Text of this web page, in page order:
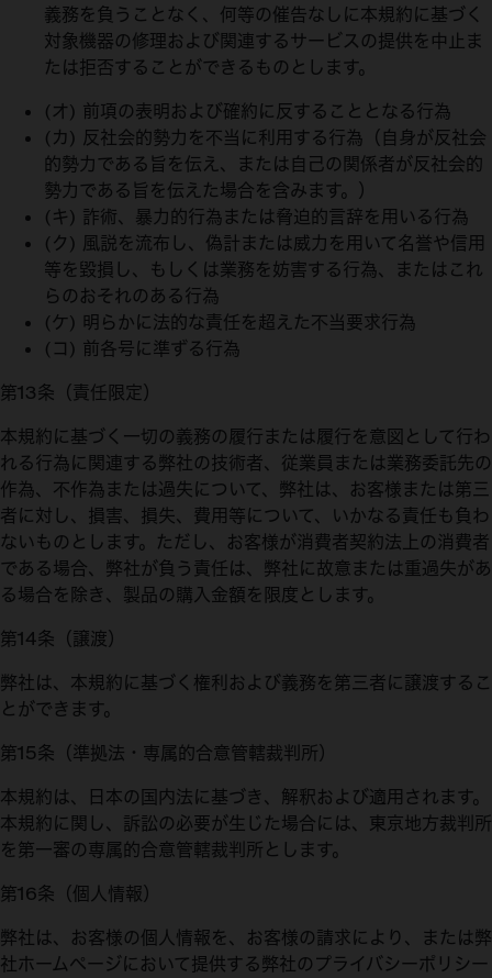
義務を負うことなく、何等の催告なしに本規約に基づく
対象機器の修理および関連するサービスの提供を中止ま
たは拒否することができるものとします。
(オ) 前項の表明および確約に反することとなる行為
(カ) 反社会的勢力を不当に利用する行為（自身が反社会
的勢力である旨を伝え、または自己の関係者が反社会的
勢力である旨を伝えた場合を含みます。）
(キ) 詐術、暴力的行為または脅迫的言辞を用いる行為
(ク) 風説を流布し、偽計または威力を用いて名誉や信用
等を毀損し、もしくは業務を妨害する行為、またはこれ
らのおそれのある行為
(ケ) 明らかに法的な責任を超えた不当要求行為
(コ) 前各号に準ずる行為
第13条（責任限定）
本規約に基づく一切の義務の履行または履行を意図として行わ
れる行為に関連する弊社の技術者、従業員または業務委託先の
作為、不作為または過失について、弊社は、お客様または第三
者に対し、損害、損失、費用等について、いかなる責任も負わ
ないものとします。ただし、お客様が消費者契約法上の消費者
である場合、弊社が負う責任は、弊社に故意または重過失があ
る場合を除き、製品の購入金額を限度とします。
第14条（譲渡）
弊社は、本規約に基づく権利および義務を第三者に譲渡するこ
とができます。
第15条（準拠法・専属的合意管轄裁判所）
本規約は、日本の国内法に基づき、解釈および適用されます。
本規約に関し、訴訟の必要が生じた場合には、東京地方裁判所
を第一審の専属的合意管轄裁判所とします。
第16条（個人情報）
弊社は、お客様の個人情報を、お客様の請求により、または弊
社ホームページにおいて提供する弊社のプライバシーポリシー